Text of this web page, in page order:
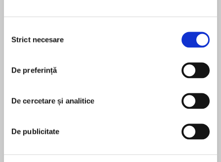
consimțământului
Strict necesare
De preferință
De cercetare și analitice
De publicitate
„O scriitură unică la nivel mondial.“ — Die Zeit
„N-am scris niciodată literatură ca să public
experiență nouă ca o nouă îndrăgostire sau ca o
În acest moment nu există recenzii
pentru această carte
Mircea Cartarescu